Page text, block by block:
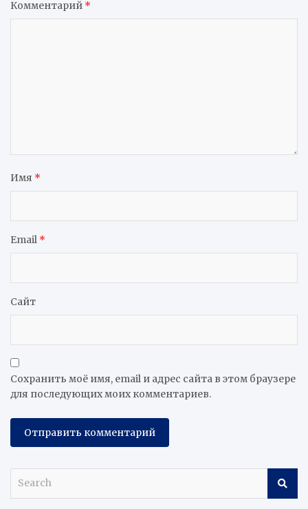
Комментарий *
Имя *
Email *
Сайт
Сохранить моё имя, email и адрес сайта в этом браузере
для последующих моих комментариев.